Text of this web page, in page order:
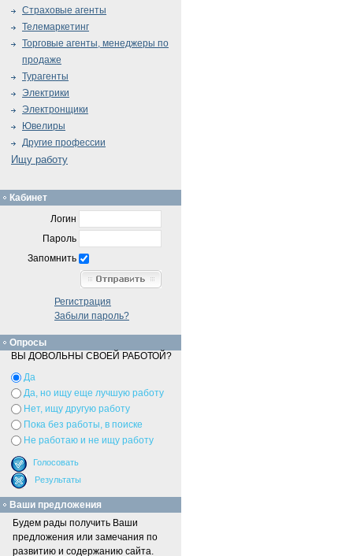
Страховые агенты
Телемаркетинг
Торговые агенты, менеджеры по
продаже
Турагенты
Электрики
Электронщики
Ювелиры
Другие профессии
Ищу работу
Кабинет
Логин
Пароль
Запомнить
Регистрация
Забыли пароль?
Опросы
ВЫ ДОВОЛЬНЫ СВОЕЙ РАБОТОЙ?
Да
Да, но ищу еще лучшую работу
Нет, ищу другую работу
Пока без работы, в поиске
Не работаю и не ищу работу
Ваши предложения
Будем рады получить Ваши
предложения или замечания по
развитию и содержанию сайта.